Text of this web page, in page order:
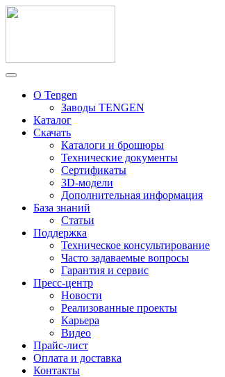
О Tengen
Заводы TENGEN
Каталог
Скачать
Каталоги и брошюры
Технические документы
Сертификаты
3D-модели
Дополнительная информация
База знаний
Статьи
Поддержка
Техническое консультирование
Часто задаваемые вопросы
Гарантия и сервис
Пресс-центр
Новости
Реализованные проекты
Карьера
Видео
Прайс-лист
Оплата и доставка
Контакты